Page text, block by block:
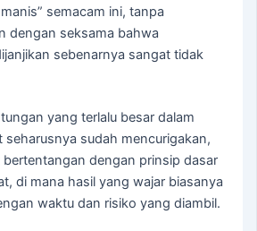
semacam ini, tanpa
dengan seksama bahwa
sebenarnya sangat tidak
yang terlalu besar dalam
sudah mencurigakan,
bertentangan dengan prinsip dasar
di mana hasil yang wajar biasanya
waktu dan risiko yang diambil.